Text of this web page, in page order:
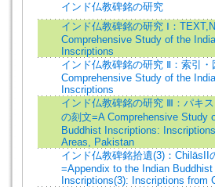
インド仏教碑銘の研究
インド仏教碑銘の研究 Ⅰ：
Comprehensive Study of the
Inscriptions
インド仏教碑銘の研究 Ⅱ：索引・
Comprehensive Study of the
Inscriptions
インド仏教碑銘の研究 Ⅲ：パキ
の刻文=A Comprehensive Study
Buddhist Inscriptions:
Areas, Pakistan
インド仏教碑銘拾遺(3)：ChilāsII
=Appendix to the Indian Buddhist
Inscriptions(3): Inscriptions from